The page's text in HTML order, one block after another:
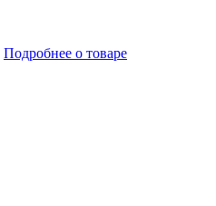
Подробнее о товаре